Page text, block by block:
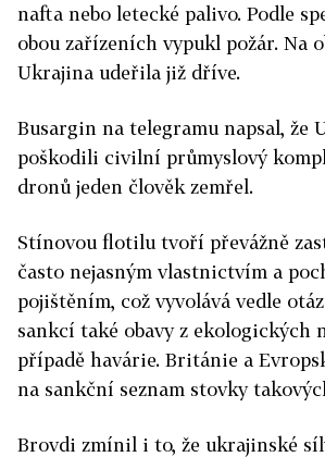
nafta nebo letecké palivo. Podle
obou zařízeních vypukl požár. Na
Ukrajina udeřila již dříve.
Busargin na telegramu napsal, že
poškodili civilní průmyslový
dronů jeden člověk zemřel.
Stínovou flotilu tvoří převážně
často nejasným vlastnictvím a
pojištěním, což vyvolává vedle
sankcí také obavy z ekologických
případě havárie. Británie a
na sankční seznam stovky
Brovdi zmínil i to, že ukrajinské